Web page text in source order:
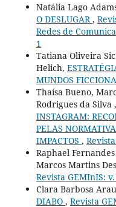
Natália Lago
O DESLUGAR ,
Redes de
1
Tatiana Oliveira
Helich,
MUNDOS
Thaísa Bueno,
Rodrigues da Silva ,
INSTAGRAM:
PELAS
IMPACTOS ,
Raphael
Marcos Martins
Revista GEMInIS:
Clara Barbosa
DIABO , Revista